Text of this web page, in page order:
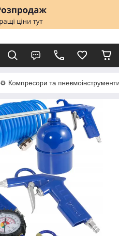
⚙️ Компресори та